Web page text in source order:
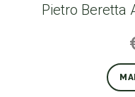
Pietro Beretta